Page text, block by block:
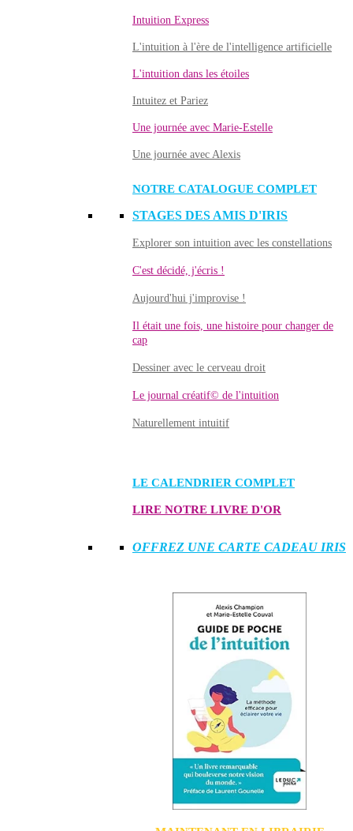
Intuition Express
L'intuition à l'ère de l'intelligence artificielle
L'intuition dans les étoiles
Intuitez et Pariez
Une journée avec Marie-Estelle
Une journée avec Alexis
NOTRE CATALOGUE COMPLET
STAGES DES AMIS D'IRIS
Explorer son intuition avec les constellations
C'est décidé, j'écris !
Aujourd'hui j'improvise !
Il était une fois, une histoire pour changer de
cap
Dessiner avec le cerveau droit
Le journal créatif© de l'intuition
Naturellement intuitif
LE CALENDRIER COMPLET
LIRE NOTRE LIVRE D'OR
OFFREZ UNE CARTE CADEAU IRIS